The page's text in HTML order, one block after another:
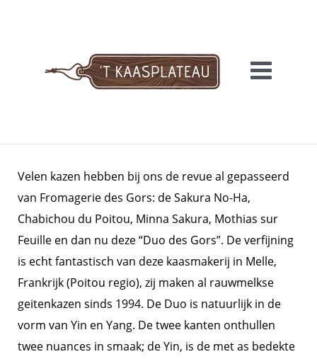
Velen kazen hebben bij ons de revue al gepasseerd
van Fromagerie des Gors: de Sakura No-Ha,
Chabichou du Poitou, Minna Sakura, Mothias sur
Feuille en dan nu deze “Duo des Gors”. De verfijning
is echt fantastisch van deze kaasmakerij in Melle,
Frankrijk (Poitou regio), zij maken al rauwmelkse
geitenkazen sinds 1994. De Duo is natuurlijk in de
vorm van Yin en Yang. De twee kanten onthullen
twee nuances in smaak; de Yin, is de met as bedekte